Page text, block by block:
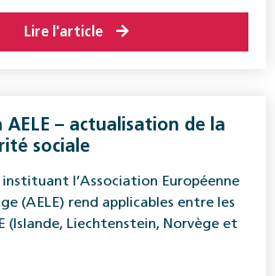
Lire l'article
– actualisation de la
sociale
l’Association Européenne
(AELE) rend applicables entre les
(Islande, Liechtenstein, Norvège et